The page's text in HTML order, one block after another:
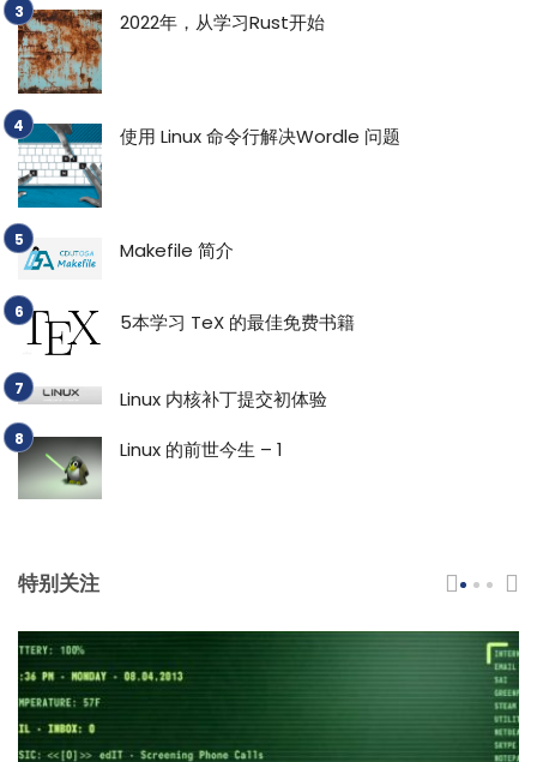
2022年，从学习Rust开始
使用 Linux 命令行解决Wordle 问题
Makefile 简介
5本学习 TeX 的最佳免费书籍
Linux 内核补丁提交初体验
Linux 的前世今生 – 1
特别关注